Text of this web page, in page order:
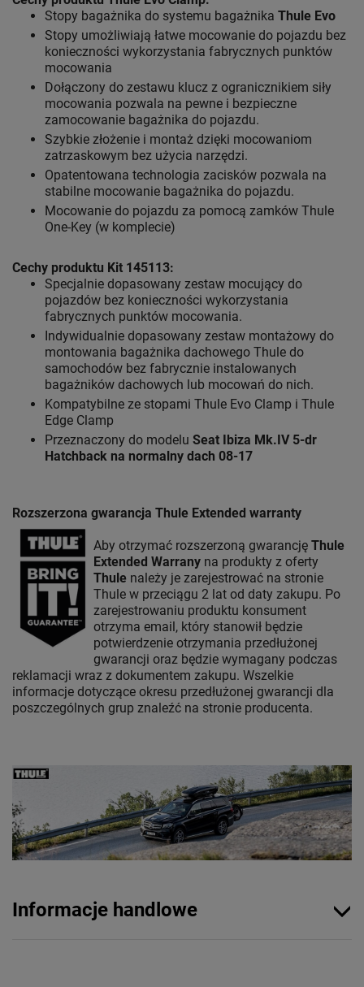
Stopy bagażnika do systemu bagażnika Thule Evo
Stopy umożliwiają łatwe mocowanie do pojazdu bez
konieczności wykorzystania fabrycznych punktów
mocowania
Dołączony do zestawu klucz z ogranicznikiem siły
mocowania pozwala na pewne i bezpieczne
zamocowanie bagażnika do pojazdu.
Szybkie złożenie i montaż dzięki mocowaniom
zatrzaskowym bez użycia narzędzi.
Opatentowana technologia zacisków pozwala na
stabilne mocowanie bagażnika do pojazdu.
Mocowanie do pojazdu za pomocą zamków Thule
One-Key (w komplecie)
Cechy produktu Kit 145113:
Specjalnie dopasowany zestaw mocujący do
pojazdów bez konieczności wykorzystania
fabrycznych punktów mocowania.
Indywidualnie dopasowany zestaw montażowy do
montowania bagażnika dachowego Thule do
samochodów bez fabrycznie instalowanych
bagażników dachowych lub mocowań do nich.
Kompatybilne ze stopami Thule Evo Clamp i Thule
Edge Clamp
Przeznaczony do modelu Seat Ibiza Mk.IV 5-dr
Hatchback na normalny dach 08-17
Rozszerzona gwarancja Thule Extended warranty
Aby otrzymać rozszerzoną gwarancję Thule
Extended Warrany na produkty z oferty
Thule należy je zarejestrować na stronie
Thule w przeciągu 2 lat od daty zakupu. Po
zarejestrowaniu produktu konsument
otrzyma email, który stanowił będzie
potwierdzenie otrzymania przedłużonej
gwarancji oraz będzie wymagany podczas
reklamacji wraz z dokumentem zakupu. Wszelkie
informacje dotyczące okresu przedłużonej gwarancji dla
poszczególnych grup znaleźć na stronie producenta.
Informacje handlowe